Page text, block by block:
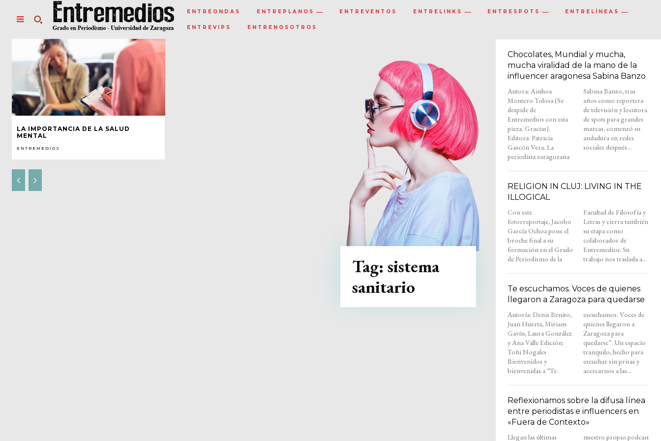
ENTREONDAS ENTREPLANOS ENTREVENTOS ENTRELINKS ENTRESPOTS ENTRELÍNEAS
ENTREVIPS ENTRENOSOTROS
LA IMPORTANCIA DE LA SALUD
MENTAL
ENTREMEDIOS
Tag: sistema
sanitario
Chocolates, Mundial y mucha,
mucha viralidad de la mano de la
influencer aragonesa Sabina Banzo
Autora: Ainhoa
Montero Tolosa (Se
despide de
Entremedios con esta
pieza. Gracias).
Editora: Patricia
Gascón Vera. La
periodista zaragozana
Sabina Banzo, tras
años como reportera
de televisión y locutora
de spots para grandes
marcas, comenzó su
andadura en redes
sociales después...
RELIGION IN CLUJ: LIVING IN THE
ILLOGICAL
Con este
fotorreportaje, Jacobo
García Ochoa pone el
broche final a su
formación en el Grado
de Periodismo de la
Facultad de Filosofía y
Letras y cierra también
su etapa como
colaborador de
Entremedios. Su
trabajo nos traslada a...
Te escuchamos. Voces de quienes
llegaron a Zaragoza para quedarse
Autoría: Denis Benito,
Juan Huerta, Miriam
Gavín, Laura González
y Ana Valle Edición:
Toñi Nogales
Bienvenidos y
bienvenidas a “Te
escuchamos. Voces de
quienes llegaron a
Zaragoza para
quedarse”. Un espacio
tranquilo, hecho para
escuchar sin prisas y
acercarnos a las...
Reflexionamos sobre la difusa línea
entre periodistas e influencers en
«Fuera de Contexto»
Llegan las últimas
nuestro propio podcast